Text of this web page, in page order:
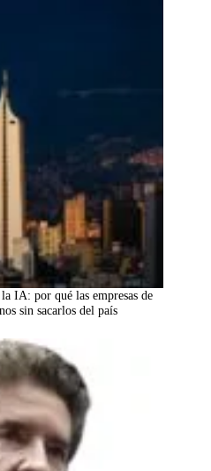
IA: por qué las empresas de
sin sacarlos del país